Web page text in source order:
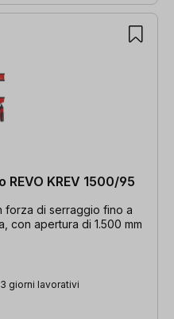
KREV 1500/95
forza di serraggio fino a
con apertura di 1.500 mm
giorni lavorativi